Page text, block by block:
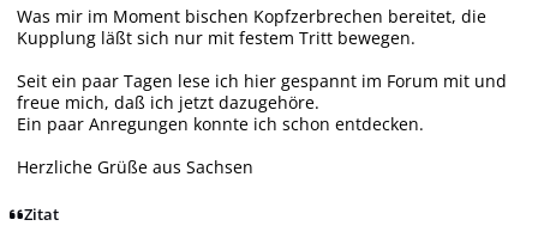
Was mir im Moment bischen Kopfzerbrechen bereitet, die
Kupplung läßt sich nur mit festem Tritt bewegen.
Seit ein paar Tagen lese ich hier gespannt im Forum mit und
freue mich, daß ich jetzt dazugehöre.
Ein paar Anregungen konnte ich schon entdecken.
Herzliche Grüße aus Sachsen
Zitat